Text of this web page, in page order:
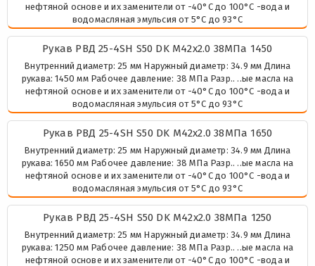
нефтяной основе и их заменители от -40°C до 100°C -вода и
водомасляная эмульсия от 5°C до 93°C
Рукав РВД 25-4SH S50 DK М42х2.0 38МПа 1450
Внутренний диаметр: 25 мм Наружный диаметр: 34.9 мм Длина
рукава: 1450 мм Рабочее давление: 38 МПа Разр.. ..ые масла на
нефтяной основе и их заменители от -40°C до 100°C -вода и
водомасляная эмульсия от 5°C до 93°C
Рукав РВД 25-4SH S50 DK М42х2.0 38МПа 1650
Внутренний диаметр: 25 мм Наружный диаметр: 34.9 мм Длина
рукава: 1650 мм Рабочее давление: 38 МПа Разр.. ..ые масла на
нефтяной основе и их заменители от -40°C до 100°C -вода и
водомасляная эмульсия от 5°C до 93°C
Рукав РВД 25-4SH S50 DK М42х2.0 38МПа 1250
Внутренний диаметр: 25 мм Наружный диаметр: 34.9 мм Длина
рукава: 1250 мм Рабочее давление: 38 МПа Разр.. ..ые масла на
нефтяной основе и их заменители от -40°C до 100°C -вода и